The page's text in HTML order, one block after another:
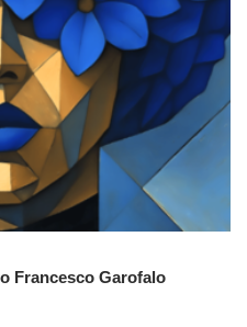
Francesco Garofalo